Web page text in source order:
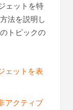
ェットを特
法を説明し
トピックの
ェットを表
アクティブ